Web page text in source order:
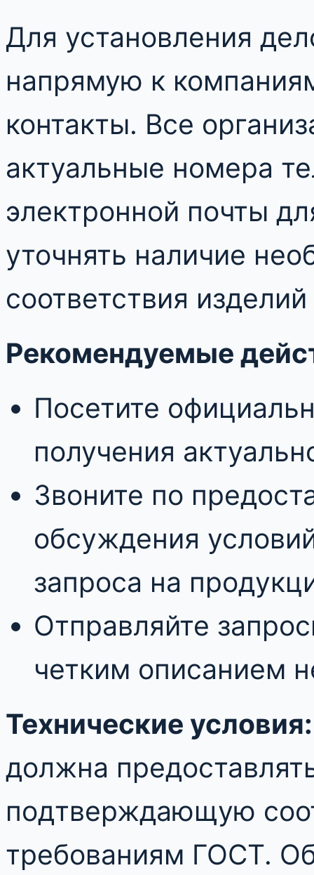
Для установления
напрямую к
контакты. Все
актуальные номера
электронной почты
уточнять наличие
соответствия
Рекомендуемые
Посетите
получения
Звоните по
обсуждения
запроса на
Отправляйте
четким описанием
Технические условия:
должна
подтверждающую
требованиям ГОСТ.